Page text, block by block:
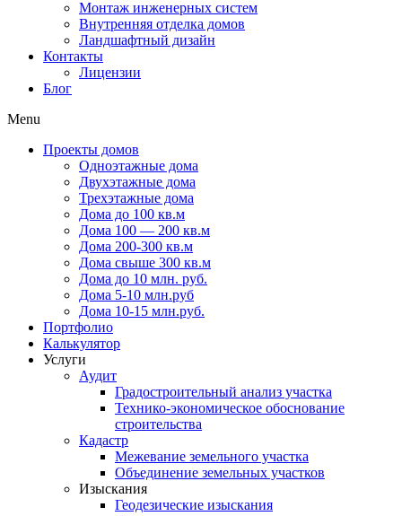
Монтаж инженерных систем
Внутренняя отделка домов
Ландшафтный дизайн
Контакты
Лицензии
Блог
Menu
Проекты домов
Одноэтажные дома
Двухэтажные дома
Трехэтажные дома
Дома до 100 кв.м
Дома 100 — 200 кв.м
Дома 200-300 кв.м
Дома свыше 300 кв.м
Дома до 10 млн. руб.
Дома 5-10 млн.руб
Дома 10-15 млн.руб.
Портфолио
Калькулятор
Услуги
Аудит
Градостроительный анализ участка
Технико-экономическое обоснование
строительства
Кадастр
Межевание земельного участка
Объединение земельных участков
Изыскания
Геодезические изыскания